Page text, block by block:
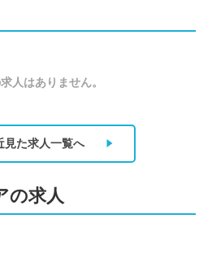
人はありません。
見た求人一覧へ
の求人